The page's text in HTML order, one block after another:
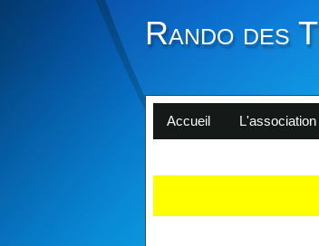
Rando des
Accueil L'association